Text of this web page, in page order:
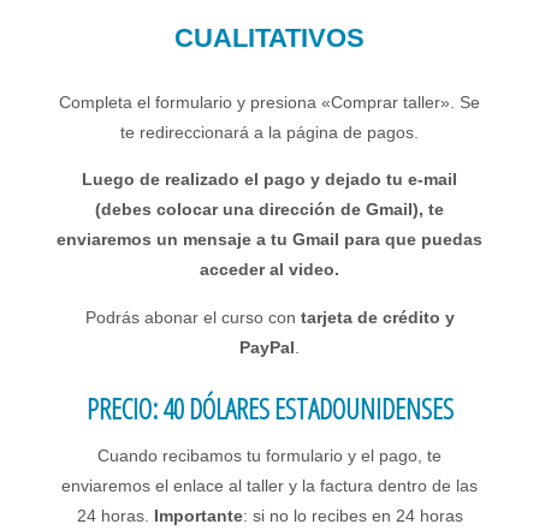
CUALITATIVOS
Completa el formulario y presiona «Comprar taller». Se
te redireccionará a la página de pagos.
Luego de realizado el pago y dejado tu e-mail
(debes colocar una dirección de Gmail), te
enviaremos un mensaje a tu Gmail para que puedas
acceder al video.
Podrás abonar el curso con tarjeta de crédito y
PayPal
PRECIO: 40 DÓLARES ESTADOUNIDENSES
Cuando recibamos tu formulario y el pago, te
enviaremos el enlace al taller y la factura dentro de las
24 horas. Importante: si no lo recibes en 24 horas